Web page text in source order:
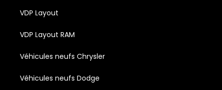
VDP Layout
VDP Layout RAM
Véhicules neufs Chrysler
Véhicules neufs Dodge